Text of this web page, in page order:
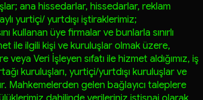
ana hissedarlar, hissedarlar, reklam
yurtiçi/ yurtdışı iştiraklerimiz;
kullanan üye firmalar ve bunlarla sınırlı
ile ilgili kişi ve kuruluşlar olmak üzere,
Veri İşleyen sıfatı ile hizmet aldığımız, iş
kuruluşları, yurtiçi/yurtdışı kuruluşlar ve
Mahkemelerden gelen bağlayıcı taleplere